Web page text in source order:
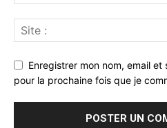
Enregistrer mon nom, email
pour la prochaine fois que je